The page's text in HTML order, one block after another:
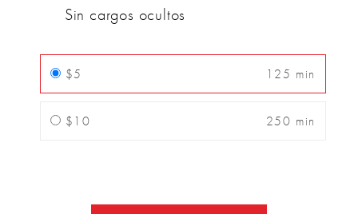
Sin cargos ocultos
$5 125 min
$10 250 min